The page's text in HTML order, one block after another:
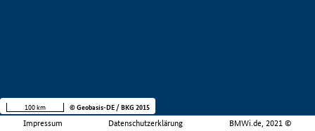
Impressum Datenschutzerklärung BMWi.de, 2021 ©
100 km © Geobasis-DE / BKG 2015